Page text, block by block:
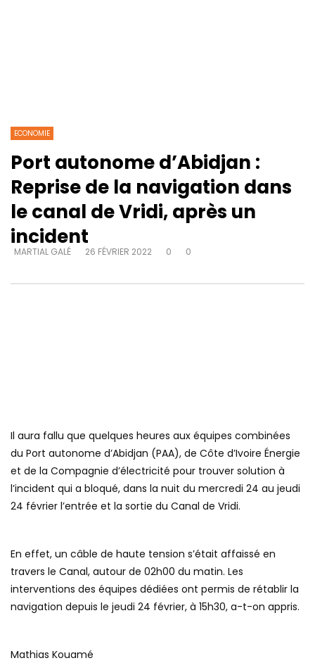
ECONOMIE
Port autonome d’Abidjan :
Reprise de la navigation dans
le canal de Vridi, après un
incident
MARTIAL GALÉ 26 FÉVRIER 2022 0 0
Il aura fallu que quelques heures aux équipes combinées
du Port autonome d’Abidjan (PAA), de Côte d’Ivoire Énergie
et de la Compagnie d’électricité pour trouver solution à
l’incident qui a bloqué, dans la nuit du mercredi 24 au jeudi
24 février l’entrée et la sortie du Canal de Vridi.
En effet, un câble de haute tension s’était affaissé en
travers le Canal, autour de 02h00 du matin. Les
interventions des équipes dédiées ont permis de rétablir la
navigation depuis le jeudi 24 février, à 15h30, a-t-on appris.
Mathias Kouamé